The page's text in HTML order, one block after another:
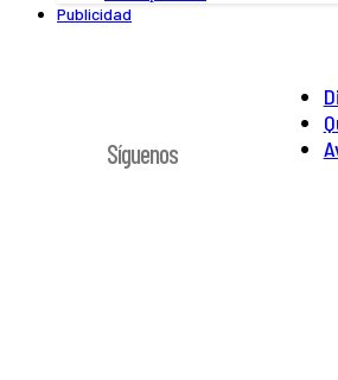
Publicidad
Síguenos